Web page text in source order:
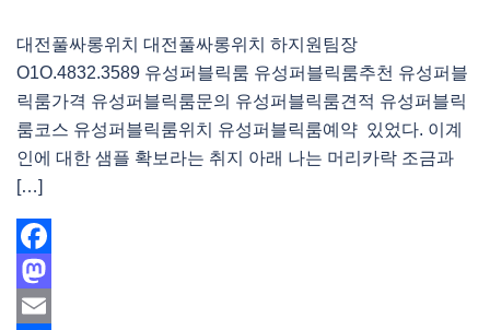
대전풀싸롱위치 대전풀싸롱위치 하지원팀장
O1O.4832.3589 유성퍼블릭룸 유성퍼블릭룸추천 유성퍼블
릭룸가격 유성퍼블릭룸문의 유성퍼블릭룸견적 유성퍼블릭
룸코스 유성퍼블릭룸위치 유성퍼블릭룸예약 있었다. 이계
인에 대한 샘플 확보라는 취지 아래 나는 머리카락 조금과
[…]
Facebook
Mastodon